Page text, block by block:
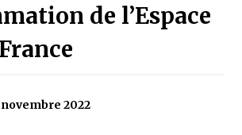
de l’Espace
2022